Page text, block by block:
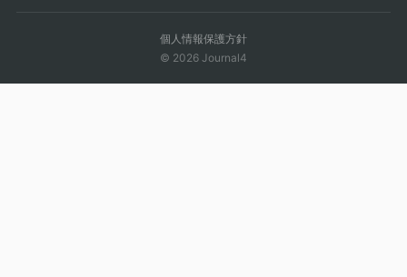
個人情報保護方針
© 2026 Journal4